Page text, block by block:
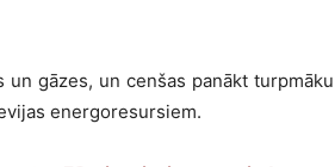
gāzes, un cenšas panākt turpmāku
energoresursiem.